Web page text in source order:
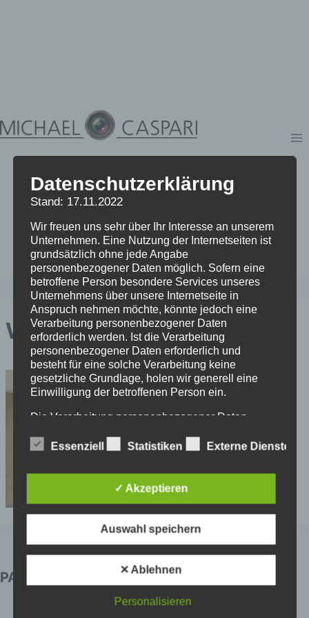
Waldbad (5)
PARTNER
Datenschutzerklärung
Stand: 17.11.2022
Wir freuen uns sehr über Ihr Interesse an unserem
Unternehmen. Eine Nutzung der Internetseiten ist
grundsätzlich ohne jede Angabe
personenbezogener Daten möglich. Sofern eine
betroffene Person besondere Services unseres
Unternehmens über unsere Internetseite in
Anspruch nehmen möchte, könnte jedoch eine
Verarbeitung personenbezogener Daten
erforderlich werden. Ist die Verarbeitung
personenbezogener Daten erforderlich und
besteht für eine solche Verarbeitung keine
gesetzliche Grundlage, holen wir generell eine
Einwilligung der betroffenen Person ein.
Die Verarbeitung personenbezogener Daten,
Adresse oder Telefonnummer einer betroffenen
Datenschutz-Grundverordnung und in
Übereinstimmung mit den für uns geltenden
Mittels dieser Datenschutzerklärung möchte unser
Unternehmen die Öffentlichkeit über Art, Umfang
verarbeiteten personenbezogenen Daten
informieren. Ferner werden betroffene Personen
mittels dieser Datenschutzerklärung über die ihnen
zustehenden Rechte aufgeklärt.
Essenziell Statistiken Externe Dienste
✓ Akzeptieren
Auswahl speichern
✕ Ablehnen
Personalisieren